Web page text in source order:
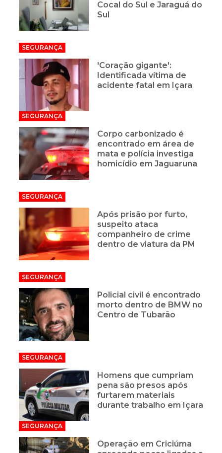
Cocal do Sul e Jaraguá do
Sul
SEGURANÇA
'Coração gigante':
Identificada vítima de
acidente fatal em Içara
SEGURANÇA
Corpo carbonizado é
encontrado em área de
mata e polícia investiga
homicídio em Jaguaruna
SEGURANÇA
Após prisão por furto,
suspeito ataca
companheiro de crime
dentro de viatura da PM
SEGURANÇA
Policial civil é encontrado
morto dentro de BMW no
Centro de Tubarão
SEGURANÇA
Homens que cumpriam
pena são presos após
furtarem materiais
durante trabalho em Içara
SEGURANÇA
Operação em Criciúma